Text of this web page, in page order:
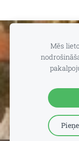
dāvanu un
Darba laiks:
15.00 | Svētdienās
Mēs